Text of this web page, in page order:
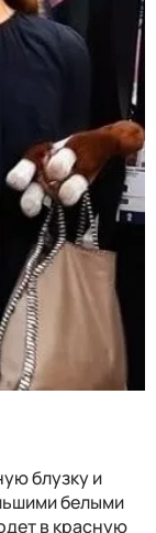
блузку и
белыми
в красную